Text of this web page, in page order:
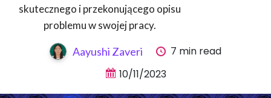
skutecznego i przekonującego opisu
problemu w swojej pracy.
Aayushi Zaveri
7 min read
10/11/2023